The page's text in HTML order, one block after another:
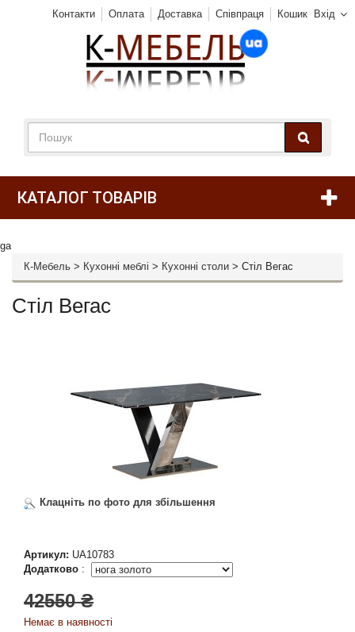
Вхід
Контакти Оплата Доставка Співпраця Кошик
КАТАЛОГ ТОВАРІВ
ga
К-Мебель > Кухонні меблі > Кухонні столи > Стіл Вегас
Стіл Вегас
Клацніть по фото для збільшення
Артикул: UA10783
Додатково :
42550 ₴
Немає в наявності